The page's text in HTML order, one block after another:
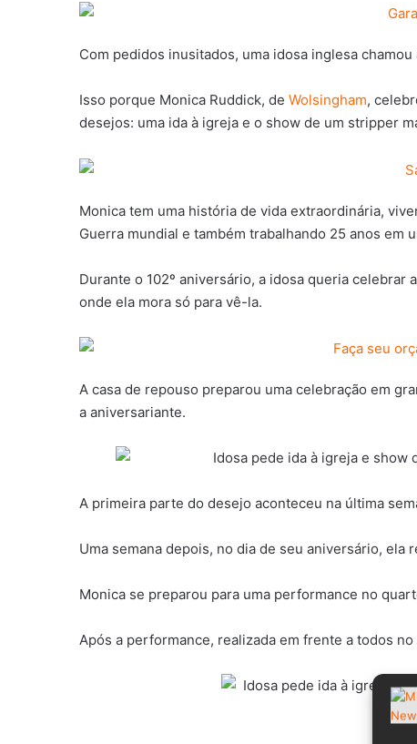
Com pedidos inusitados, uma idosa inglesa
Isso porque Monica Ruddick, de Wolsingham,
desejos: uma ida à igreja e o show de um stripper
Monica tem uma história de vida extraordinária,
Guerra mundial e também trabalhando 25 anos em
Durante o 102º aniversário, a idosa queria
onde ela mora só para vê-la.
A casa de repouso preparou uma celebração em
a aniversariante.
A primeira parte do desejo aconteceu na última
Uma semana depois, no dia de seu aniversário,
Monica se preparou para uma performance no
Após a performance, realizada em frente a todos